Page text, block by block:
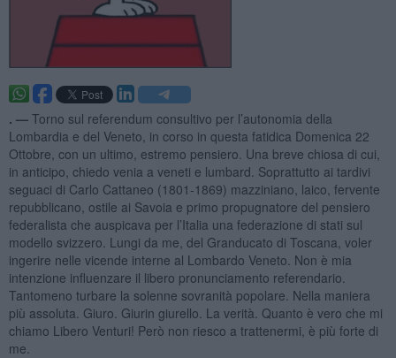
. — Torno sul referendum consultivo per l’autonomia della
Lombardia e del Veneto, in corso in questa fatidica Domenica 22
Ottobre, con un ultimo, estremo pensiero. Una breve chiosa di cui,
in anticipo, chiedo venia a veneti e lumbard. Soprattutto ai tardivi
seguaci di Carlo Cattaneo (1801-1869) mazziniano, laico, fervente
repubblicano, ostile ai Savoia e primo propugnatore del pensiero
federalista che auspicava per l’Italia una federazione di stati sul
modello svizzero. Lungi da me, del Granducato di Toscana, voler
ingerire nelle vicende interne al Lombardo Veneto. Non è mia
intenzione influenzare il libero pronunciamento referendario.
Tantomeno turbare la solenne sovranità popolare. Nella maniera
più assoluta. Giuro. Giurin giurello. La verità. Quanto è vero che mi
chiamo Libero Venturi! Però non riesco a trattenermi, è più forte di
me.